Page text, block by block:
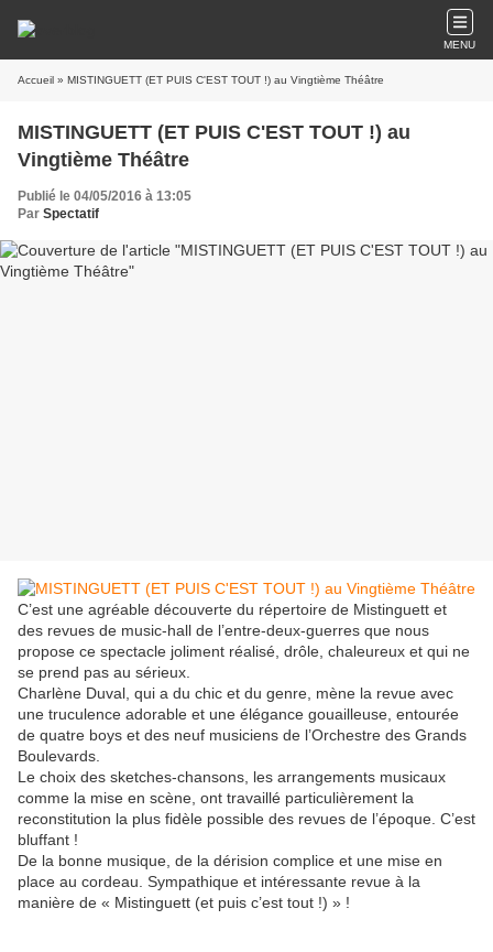
MENU
Accueil » MISTINGUETT (ET PUIS C'EST TOUT !) au Vingtième Théâtre
MISTINGUETT (ET PUIS C'EST TOUT !) au
Vingtième Théâtre
Publié le 04/05/2016 à 13:05
Par Spectatif
C’est une agréable découverte du répertoire de Mistinguett et
des revues de music-hall de l’entre-deux-guerres que nous
propose ce spectacle joliment réalisé, drôle, chaleureux et qui ne
se prend pas au sérieux.
Charlène Duval, qui a du chic et du genre, mène la revue avec
une truculence adorable et une élégance gouailleuse, entourée
de quatre boys et des neuf musiciens de l’Orchestre des Grands
Boulevards.
Le choix des sketches-chansons, les arrangements musicaux
comme la mise en scène, ont travaillé particulièrement la
reconstitution la plus fidèle possible des revues de l’époque. C’est
bluffant !
De la bonne musique, de la dérision complice et une mise en
place au cordeau. Sympathique et intéressante revue à la
manière de « Mistinguett (et puis c’est tout !) » !